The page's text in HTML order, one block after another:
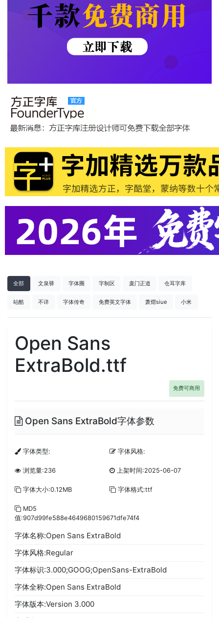
全部 文泉驿 字体圈 字制区 庞门正道 仓耳字库
站酷 不详 字体传奇 免费英文字体 萧熠siue 小米
Open Sans
ExtraBold.ttf
免费可商用
Open Sans ExtraBold字体参数
字体类型: 字体风格:
浏览量:236 上架时间:2025-06-07
字体大小:0.12MB 字体格式:ttf
MD5
值:907d99fe588e4649680159671dfe74f4
字体名称:Open Sans ExtraBold
字体风格:Regular
字体标识:3.000;GOOG;OpenSans-ExtraBold
字体全称:Open Sans ExtraBold
字体版本:Version 3.000